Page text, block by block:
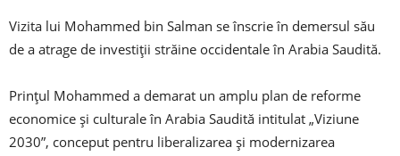
Vizita lui Mohammed bin Salman se înscrie în demersul său
de a atrage de investiţii străine occidentale în Arabia Saudită.
Prinţul Mohammed a demarat un amplu plan de reforme
economice și culturale în Arabia Saudită intitulat „Viziune
2030”, conceput pentru liberalizarea şi modernizarea